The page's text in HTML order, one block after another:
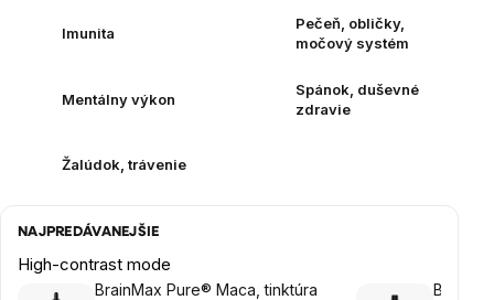
Imunita
Pečeň, obličky,
močový systém
Mentálny výkon
Spánok, duševné
zdravie
Žalúdok, trávenie
NAJPREDÁVANEJŠIE
High-contrast mode
BrainMax Pure® Maca, tinktúra